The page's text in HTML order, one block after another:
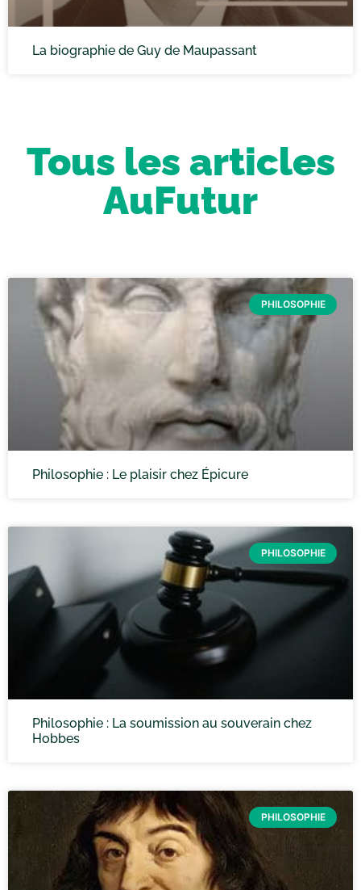
La biographie de Guy de Maupassant
Tous les articles
AuFutur
PHILOSOPHIE
Philosophie : Le plaisir chez Épicure
PHILOSOPHIE
Philosophie : La soumission au souverain chez
Hobbes
PHILOSOPHIE